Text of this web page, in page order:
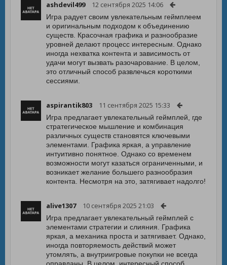
ashdevil499 12 сентября 2025 14:06
Игра радует своим увлекательным геймплеем
и оригинальным подходом к объединению
существ. Красочная графика и разнообразие
уровней делают процесс интересным. Однако
иногда нехватка контента и зависимость от
удачи могут вызвать разочарование. В целом,
это отличный способ развлечься короткими
сессиями.
aspirantik803 11 сентября 2025 15:33
Игра предлагает увлекательный геймплей, где
стратегическое мышление и комбинация
различных существ становятся ключевыми
элементами. Графика яркая, а управление
интуитивно понятное. Однако со временем
возможности могут казаться ограниченными, и
возникает желание большего разнообразия
контента. Несмотря на это, затягивает надолго!
alive1307 10 сентября 2025 21:03
Игра предлагает увлекательный геймплей с
элементами стратегии и слияния. Графика
яркая, а механика проста и затягивает. Однако,
иногда повторяемость действий может
утомлять, а внутриигровые покупки не всегда